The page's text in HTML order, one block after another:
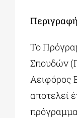
Περιγραφή
Το
Σπουδών
Αειφόρος
αποτελεί